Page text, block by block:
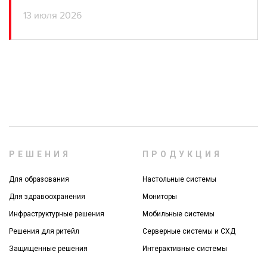
13 июля 2026
РЕШЕНИЯ
Для образования
Для здравоохранения
Инфраструктурные решения
Решения для ритейл
Защищенные решения
ПРОДУКЦИЯ
Настольные системы
Мониторы
Мобильные системы
Серверные системы и СХД
Интерактивные системы